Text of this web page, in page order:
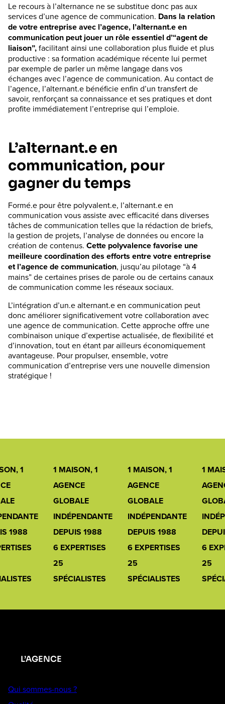
Le recours à l’alternance ne se substitue donc pas aux
services d’une agence de communication. Dans la relation
de votre entreprise avec l’agence, l’alternant.e en
communication peut jouer un rôle essentiel d’“agent de
liaison”,facilitant ainsi une collaboration plus fluide et plus
productive : sa formation académique récente lui permet
par exemple de parler un même langage dans vos
échanges avec l’agence de communication. Au contact de
l’agence, l’alternant.e bénéficie enfin d’un transfert de
savoir, renforçant sa connaissance et ses pratiques et dont
profite immédiatement l’entreprise qui l’emploie.
L’alternant.e en
communication, pour
gagner du temps
Formé.e pour être polyvalent.e, l’alternant.e en
communication vous assiste avec efficacité dans diverses
tâches de communication telles que la rédaction de briefs,
la gestion de projets, l’analyse de données ou encore la
création de contenus. Cette polyvalence favorise une
meilleure coordination des efforts entre votre entreprise
et l’agence de communication, jusqu’au pilotage “à 4
mains” de certaines prises de parole ou de certains canaux
de communication comme les réseaux sociaux.
L’intégration d’un.e alternant.e en communication peut
donc améliorer significativement votre collaboration avec
une agence de communication. Cette approche offre une
combinaison unique d’expertise actualisée, de flexibilité et
d’innovation, tout en étant par ailleurs économiquement
avantageuse. Pour propulser, ensemble, votre
communication d’entreprise vers une nouvelle dimension
stratégique !
1
1988
1 MAISON, 1
AGENCE
GLOBALE
INDÉPENDANTE
DEPUIS 1988
6 EXPERTISES
25
SPÉCIALISTES
1 MAISON, 1
AGENCE
GLOBALE
INDÉPENDANTE
DEPUIS 1988
6 EXPERTISES
25
SPÉCIALISTES
1
6
25
L’AGENCE
Qui sommes-nous ?